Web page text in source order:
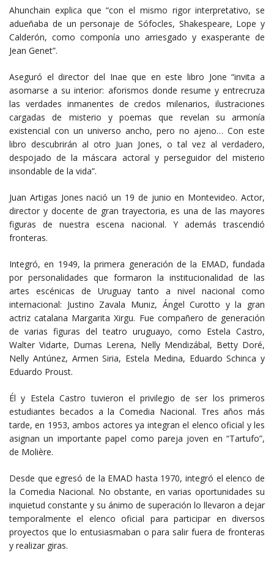
Ahunchain explica que “con el mismo rigor interpretativo, se
adueñaba de un personaje de Sófocles, Shakespeare, Lope y
Calderón, como componía uno arriesgado y exasperante de
Jean Genet”.
Aseguró el director del Inae que en este libro Jone “invita a
asomarse a su interior: aforismos donde resume y entrecruza
las verdades inmanentes de credos milenarios, ilustraciones
cargadas de misterio y poemas que revelan su armonía
existencial con un universo ancho, pero no ajeno… Con este
libro descubrirán al otro Juan Jones, o tal vez al verdadero,
despojado de la máscara actoral y perseguidor del misterio
insondable de la vida”.
Juan Artigas Jones nació un 19 de junio en Montevideo. Actor,
director y docente de gran trayectoria, es una de las mayores
figuras de nuestra escena nacional. Y además trascendió
fronteras.
Integró, en 1949, la primera generación de la EMAD, fundada
por personalidades que formaron la institucionalidad de las
artes escénicas de Uruguay tanto a nivel nacional como
internacional: Justino Zavala Muniz, Ángel Curotto y la gran
actriz catalana Margarita Xirgu. Fue compañero de generación
de varias figuras del teatro uruguayo, como Estela Castro,
Walter Vidarte, Dumas Lerena, Nelly Mendizábal, Betty Doré,
Nelly Antúnez, Armen Siria, Estela Medina, Eduardo Schinca y
Eduardo Proust.
Él y Estela Castro tuvieron el privilegio de ser los primeros
estudiantes becados a la Comedia Nacional. Tres años más
tarde, en 1953, ambos actores ya integran el elenco oficial y les
asignan un importante papel como pareja joven en “Tartufo”,
de Molière.
Desde que egresó de la EMAD hasta 1970, integró el elenco de
la Comedia Nacional. No obstante, en varias oportunidades su
inquietud constante y su ánimo de superación lo llevaron a dejar
temporalmente el elenco oficial para participar en diversos
proyectos que lo entusiasmaban o para salir fuera de fronteras
y realizar giras.